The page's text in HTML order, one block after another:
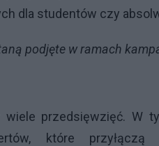
dla studentów czy
podjęte w ramach
wiele przedsięwzięć. W
które